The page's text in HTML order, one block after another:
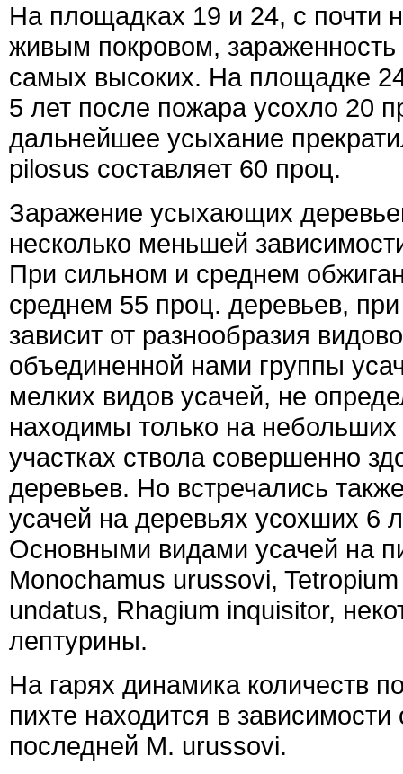
На площадках 19 и 24, с почти
живым покровом,
самых высоких. На площадке
5 лет после пожара усохло 20
дальнейшее усыхание
pilosus составляет 60 проц.
Заражение усыхающих
несколько меньшей
При сильном и среднем
среднем 55 проц. деревьев,
зависит от разнообразия
объединенной нами группы
мелких видов усачей, не
находимы только на
участках ствола совершенно
деревьев. Но встречались
усачей на деревьях усохших 6
Основными видами усачей на
Monochamus urussovi,
undatus, Rhagium inquisitor,
лептурины.
На гарях динамика количеств
пихте находится в зависимости
последней М. urussovi.